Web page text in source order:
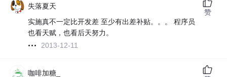
失落夏天
实施真不一定比开发差 至少有出差补贴。。。 程序员
也看天赋，也看后天努力。
2013-12-11
赞
咖啡加糖_